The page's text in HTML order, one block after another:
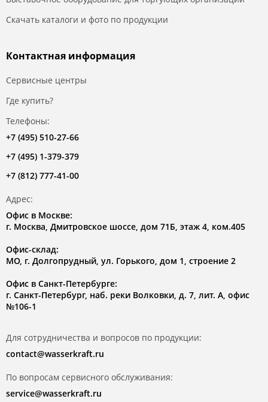
Скачать каталоги и фото по продукции
Контактная информация
Сервисные центры
Где купить?
Телефоны:
+7 (495) 510-27-66
+7 (495) 1-379-379
+7 (812) 777-41-00
Адрес:
Офис в Москве:
г. Москва, Дмитровское шоссе, дом 71Б, этаж 4, ком.405
Офис-склад:
МО, г. Долгопрудный, ул. Горького, дом 1, строение 2
Офис в Санкт-Петербурге:
г. Санкт-Петербург, наб. реки Волковки, д. 7, лит. А, офис
№106-1
Для сотрудничества и вопросов по продукции:
contact@wasserkraft.ru
По вопросам сервисного обслуживания:
service@wasserkraft.ru